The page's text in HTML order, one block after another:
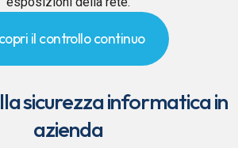
il controllo continuo
sicurezza informatica in
azienda